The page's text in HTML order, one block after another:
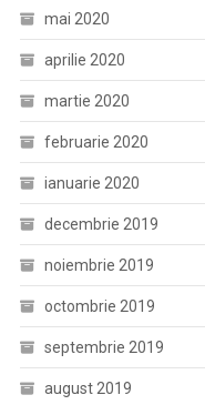
mai 2020
aprilie 2020
martie 2020
februarie 2020
ianuarie 2020
decembrie 2019
noiembrie 2019
octombrie 2019
septembrie 2019
august 2019